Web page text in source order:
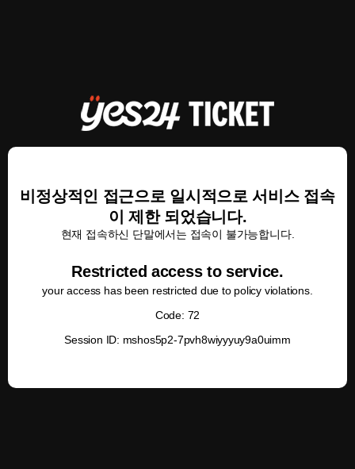
비정상적인 접근으로 일시적으로 서비스 접속
이 제한 되었습니다.
현재 접속하신 단말에서는 접속이 불가능합니다.
Restricted access to service.
your access has been restricted due to policy violations.
Code: 72
Session ID: mshos5p2-7pvh8wiyyyuy9a0uimm